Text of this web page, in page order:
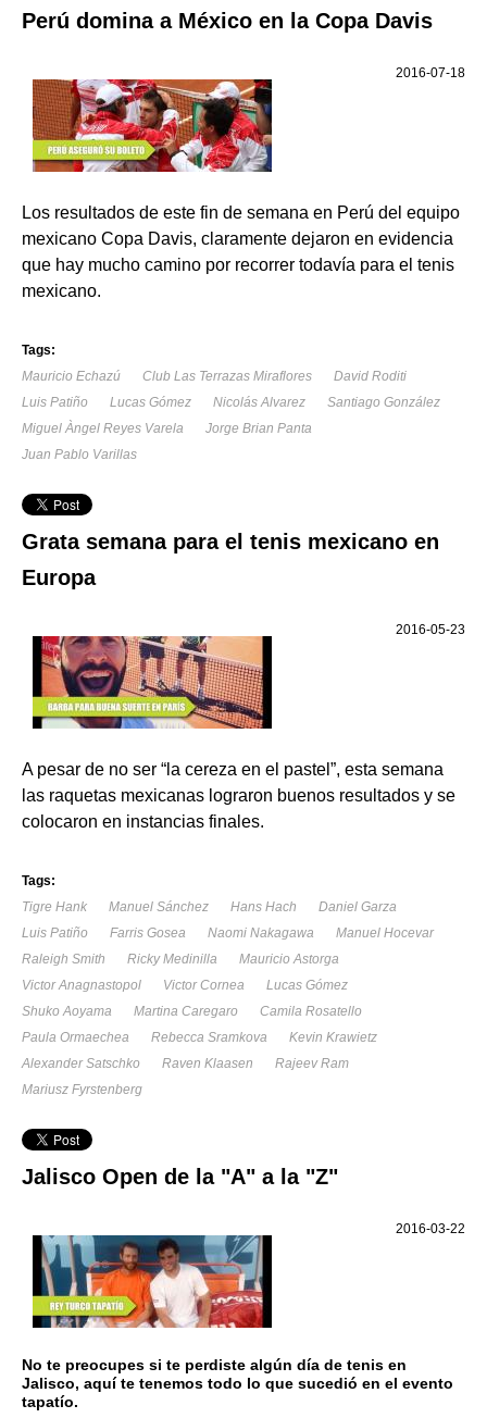
Perú domina a México en la Copa Davis
2016-07-18
Los resultados de este fin de semana en Perú del equipo
mexicano Copa Davis, claramente dejaron en evidencia
que hay mucho camino por recorrer todavía para el tenis
mexicano.
Tags:
Mauricio Echazú
Club Las Terrazas Miraflores
David Roditi
Luis Patiño
Lucas Gómez Nicolás Alvarez
Santiago González
Miguel Àngel Reyes Varela
Jorge Brian Panta
Juan Pablo Varillas
Grata semana para el tenis mexicano en
Europa
2016-05-23
A pesar de no ser “la cereza en el pastel”, esta semana
las raquetas mexicanas lograron buenos resultados y se
colocaron en instancias finales.
Tags:
Tigre Hank
Manuel Sánchez Hans Hach
Daniel Garza
Luis Patiño
Farris Gosea Naomi Nakagawa
Manuel Hocevar
Raleigh Smith
Ricky Medinilla
Mauricio Astorga
Victor Anagnastopol
Victor Cornea
Lucas Gómez
Shuko Aoyama
Martina Caregaro
Camila Rosatello
Paula Ormaechea
Rebecca Sramkova
Kevin Krawietz
Alexander Satschko
Raven Klaasen
Rajeev Ram
Mariusz Fyrstenberg
Jalisco Open de la "A" a la "Z"
2016-03-22
No te preocupes si te perdiste algún día de tenis en
Jalisco, aquí te tenemos todo lo que sucedió en el evento
tapatío.